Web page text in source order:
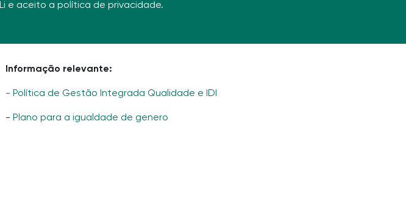
Li e aceito a política de privacidade.
Informação relevante:
- Política de Gestão Integrada Qualidade e IDI
- Plano para a igualdade de genero